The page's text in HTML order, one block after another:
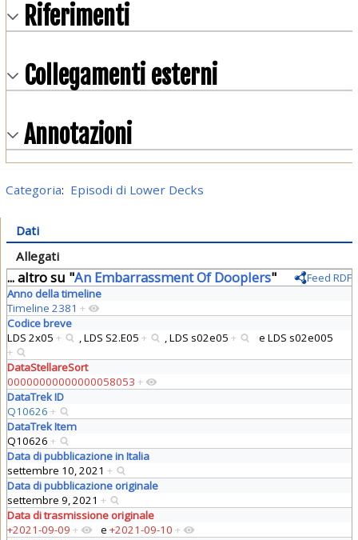
Riferimenti
Collegamenti esterni
Annotazioni
Categoria: Episodi di Lower Decks
Dati
Allegati
... altro su "An Embarrassment Of Dooplers"
Feed RDF
Anno della timeline
Timeline 2381 +
Codice breve
LDS 2x05 + ,LDS S2.E05 + ,LDS s02e05 + e LDS s02e005
+
DataStellareSort
00000000000000058053 +
DataTrek ID
Q10626 +
DataTrek Item
Q10626 +
Data di pubblicazione in Italia
settembre 10, 2021 +
Data di pubblicazione originale
settembre 9, 2021 +
Data di trasmissione originale
+2021-09-09 + e +2021-09-10 +